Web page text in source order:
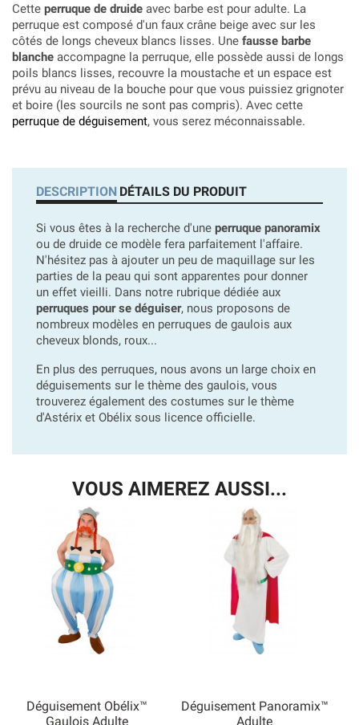
Cette perruque de druide avec barbe est pour adulte. La
perruque est composé d'un faux crâne beige avec sur les
côtés de longs cheveux blancs lisses. Une fausse barbe
blanche accompagne la perruque, elle possède aussi de longs
poils blancs lisses, recouvre la moustache et un espace est
prévu au niveau de la bouche pour que vous puissiez grignoter
et boire (les sourcils ne sont pas compris). Avec cette
perruque de déguisement, vous serez méconnaissable.
DESCRIPTION DÉTAILS DU PRODUIT
Si vous êtes à la recherche d'une perruque panoramix
ou de druide ce modèle fera parfaitement l'affaire.
N'hésitez pas à ajouter un peu de maquillage sur les
parties de la peau qui sont apparentes pour donner
un effet vieilli. Dans notre rubrique dédiée aux
perruques pour se déguiser, nous proposons de
nombreux modèles en perruques de gaulois aux
cheveux blonds, roux...
En plus des perruques, nous avons un large choix en
déguisements sur le thème des gaulois, vous
trouverez également des costumes sur le thème
d'Astérix et Obélix sous licence officielle.
VOUS AIMEREZ AUSSI...
Déguisement Obélix™
Gaulois Adulte
Déguisement Panoramix™
Adulte